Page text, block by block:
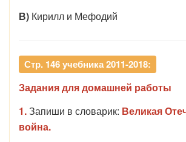
В) Кирилл и Мефодий
Стр. 146 учебника 2011-2018:
Задания для домашней работы
1.Запиши в словарик: Великая
война.